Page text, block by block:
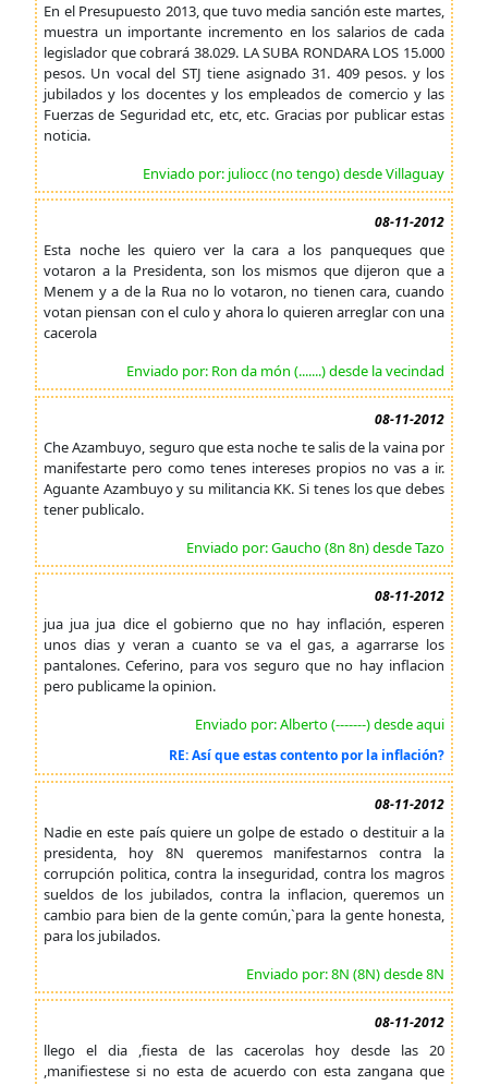
En el Presupuesto 2013, que tuvo media sanción este martes,
muestra un importante incremento en los salarios de cada
legislador que cobrará 38.029. LA SUBA RONDARA LOS 15.000
pesos. Un vocal del STJ tiene asignado 31. 409 pesos. y los
jubilados y los docentes y los empleados de comercio y las
Fuerzas de Seguridad etc, etc, etc. Gracias por publicar estas
noticia.
Enviado por: juliocc (no tengo) desde Villaguay
08-11-2012
Esta noche les quiero ver la cara a los panqueques que
votaron a la Presidenta, son los mismos que dijeron que a
Menem y a de la Rua no lo votaron, no tienen cara, cuando
votan piensan con el culo y ahora lo quieren arreglar con una
cacerola
Enviado por: Ron da món (.......) desde la vecindad
08-11-2012
Che Azambuyo, seguro que esta noche te salis de la vaina por
manifestarte pero como tenes intereses propios no vas a ir.
Aguante Azambuyo y su militancia KK. Si tenes los que debes
tener publicalo.
Enviado por: Gaucho (8n 8n) desde Tazo
08-11-2012
jua jua jua dice el gobierno que no hay inflación, esperen
unos dias y veran a cuanto se va el gas, a agarrarse los
pantalones. Ceferino, para vos seguro que no hay inflacion
pero publicame la opinion.
Enviado por: Alberto (-------) desde aqui
RE: Así que estas contento por la inflación?
08-11-2012
Nadie en este país quiere un golpe de estado o destituir a la
presidenta, hoy 8N queremos manifestarnos contra la
corrupción politica, contra la inseguridad, contra los magros
sueldos de los jubilados, contra la inflacion, queremos un
cambio para bien de la gente común,`para la gente honesta,
para los jubilados.
Enviado por: 8N (8N) desde 8N
08-11-2012
llego el dia ,fiesta de las cacerolas hoy desde las 20
,manifiestese si no esta de acuerdo con esta zangana que